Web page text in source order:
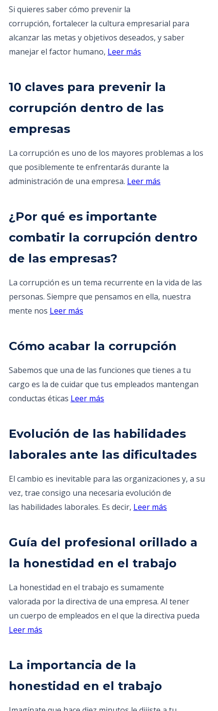
Si quieres saber cómo prevenir la
corrupción, fortalecer la cultura empresarial para
alcanzar las metas y objetivos deseados, y saber
manejar el factor humano, Leer más
10 claves para prevenir la
corrupción dentro de las
empresas
La corrupción es uno de los mayores problemas a los
que posiblemente te enfrentarás durante la
administración de una empresa. Leer más
¿Por qué es importante
combatir la corrupción dentro
de las empresas?
La corrupción es un tema recurrente en la vida de las
personas. Siempre que pensamos en ella, nuestra
mente nos Leer más
Cómo acabar la corrupción
Sabemos que una de las funciones que tienes a tu
cargo es la de cuidar que tus empleados mantengan
conductas éticas Leer más
Evolución de las habilidades
laborales ante las dificultades
El cambio es inevitable para las organizaciones y, a su
vez, trae consigo una necesaria evolución de
las habilidades laborales. Es decir, Leer más
Guía del profesional orillado a
la honestidad en el trabajo
La honestidad en el trabajo es sumamente
valorada por la directiva de una empresa. Al tener
un cuerpo de empleados en el que la directiva pueda
Leer más
La importancia de la
honestidad en el trabajo